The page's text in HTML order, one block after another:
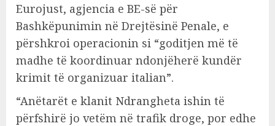
Eurojust, agjencia e BE-së për
Bashkëpunimin në Drejtësinë Penale, e
përshkroi operacionin si “goditjen më të
madhe të koordinuar ndonjëherë kundër
krimit të organizuar italian”.
“Anëtarët e klanit Ndrangheta ishin të
përfshirë jo vetëm në trafik droge, por edhe